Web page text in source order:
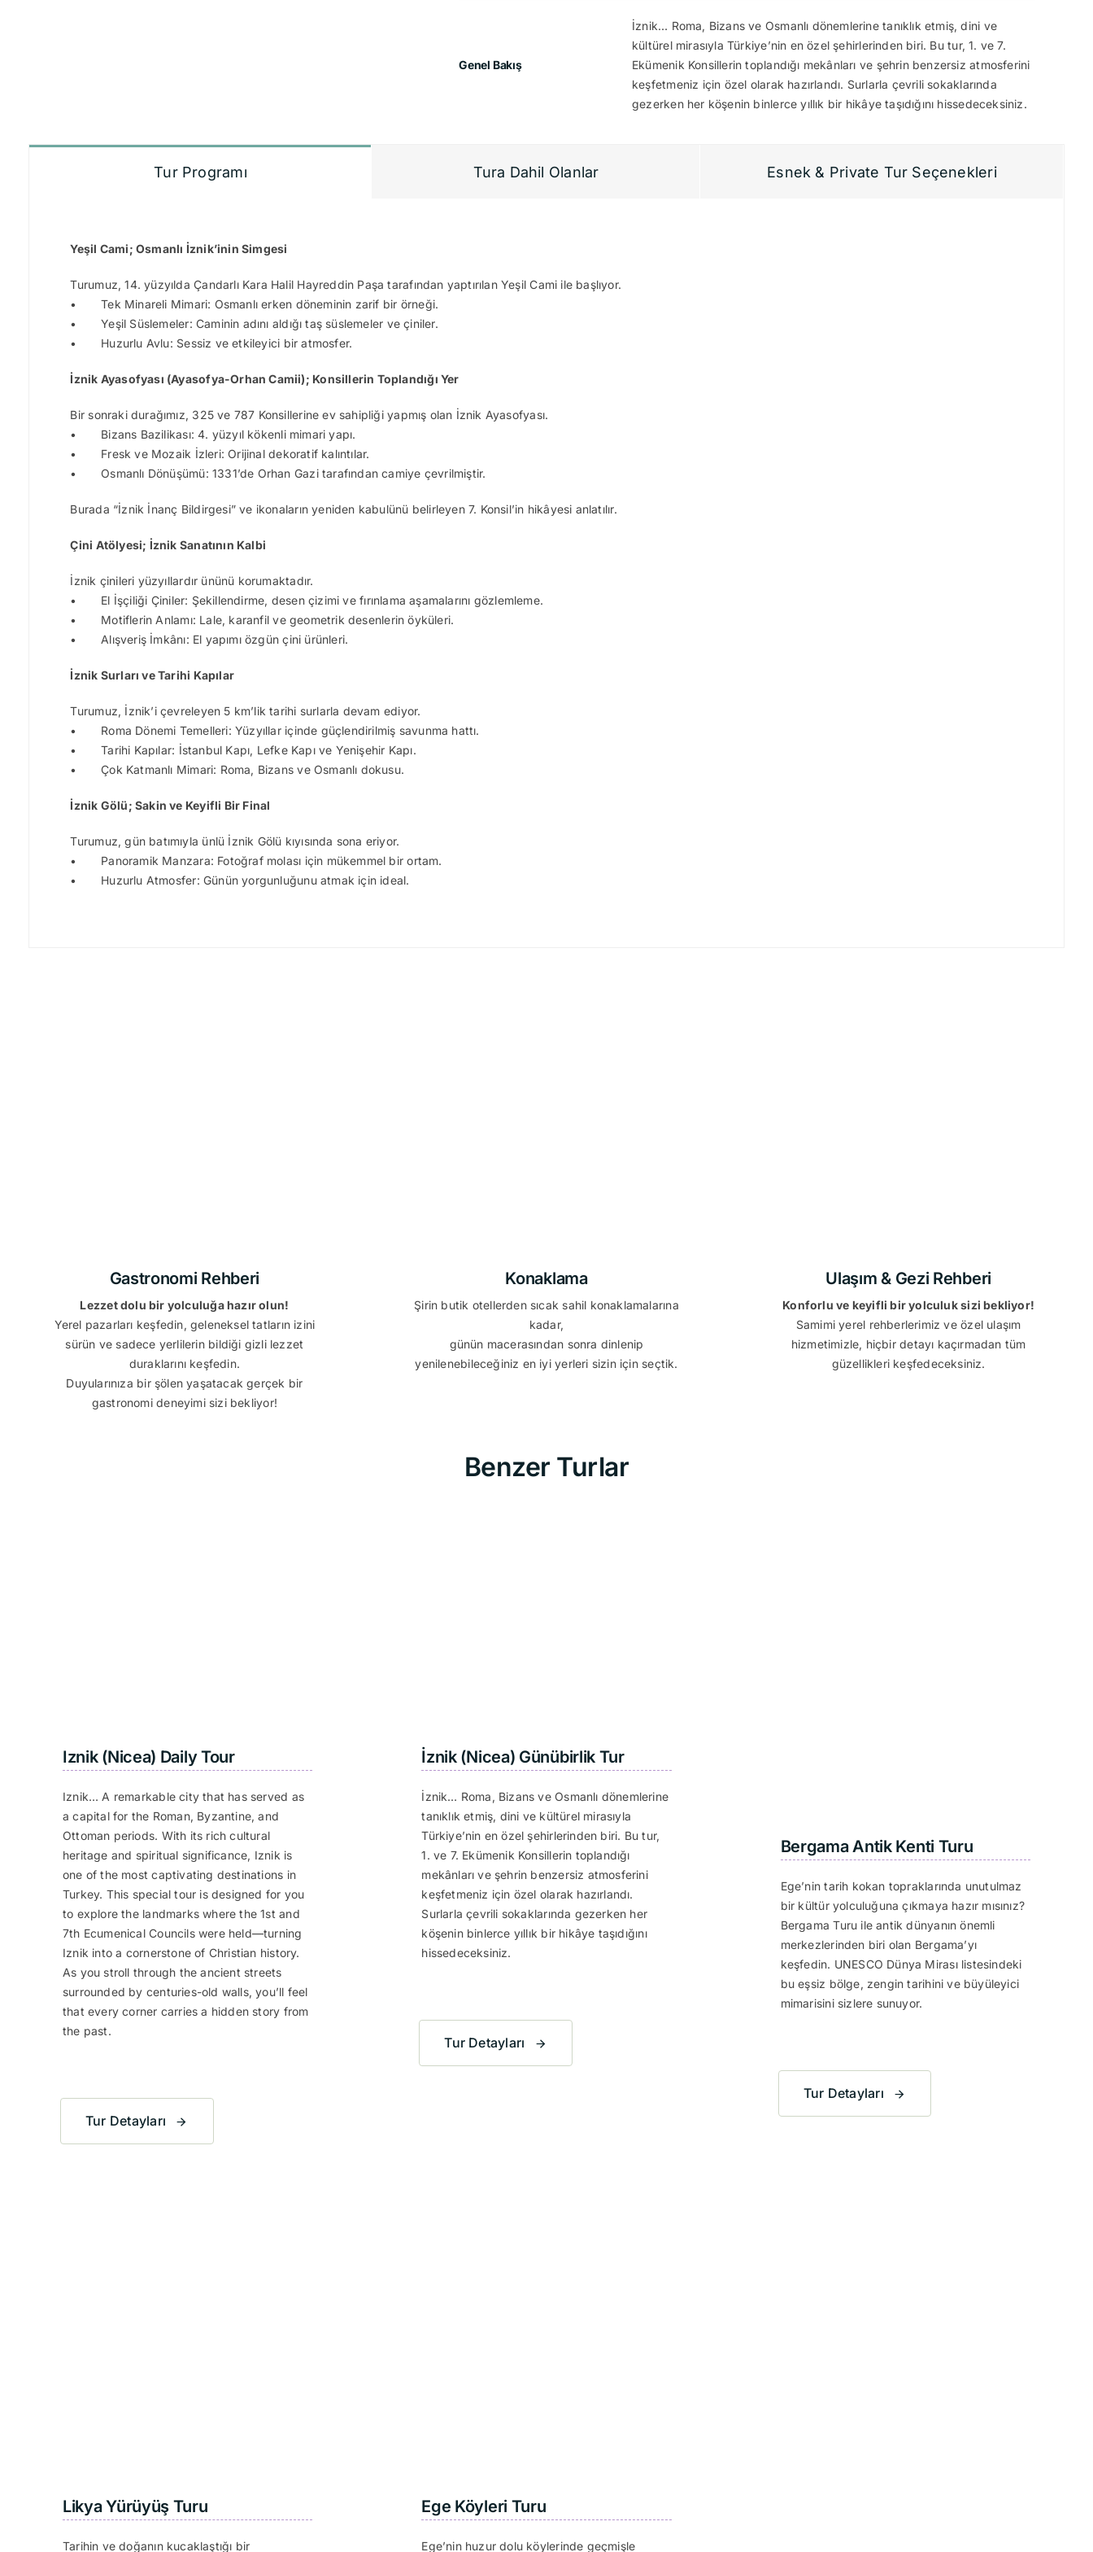
Genel Bakış
İznik… Roma, Bizans ve Osmanlı dönemlerine tanıklık etmiş, dini ve
kültürel mirasıyla Türkiye’nin en özel şehirlerinden biri. Bu tur, 1. ve 7.
Ekümenik Konsillerin toplandığı mekânları ve şehrin benzersiz atmosferini
keşfetmeniz için özel olarak hazırlandı. Surlarla çevrili sokaklarında
gezerken her köşenin binlerce yıllık bir hikâye taşıdığını hissedeceksiniz.
Tur Programı Tura Dahil Olanlar Esnek & Private Tur Seçenekleri
Yeşil Cami; Osmanlı İznik’inin Simgesi
Turumuz, 14. yüzyılda Çandarlı Kara Halil Hayreddin Paşa tarafından yaptırılan Yeşil Cami ile başlıyor.
• Tek Minareli Mimari: Osmanlı erken döneminin zarif bir örneği.
• Yeşil Süslemeler: Caminin adını aldığı taş süslemeler ve çiniler.
• Huzurlu Avlu: Sessiz ve etkileyici bir atmosfer.
İznik Ayasofyası (Ayasofya-Orhan Camii); Konsillerin Toplandığı Yer
Bir sonraki durağımız, 325 ve 787 Konsillerine ev sahipliği yapmış olan İznik Ayasofyası.
• Bizans Bazilikası: 4. yüzyıl kökenli mimari yapı.
• Fresk ve Mozaik İzleri: Orijinal dekoratif kalıntılar.
• Osmanlı Dönüşümü: 1331’de Orhan Gazi tarafından camiye çevrilmiştir.
Burada “İznik İnanç Bildirgesi” ve ikonaların yeniden kabulünü belirleyen 7. Konsil’in hikâyesi anlatılır.
Çini Atölyesi; İznik Sanatının Kalbi
İznik çinileri yüzyıllardır ününü korumaktadır.
• El İşçiliği Çiniler: Şekillendirme, desen çizimi ve fırınlama aşamalarını gözlemleme.
• Motiflerin Anlamı: Lale, karanfil ve geometrik desenlerin öyküleri.
• Alışveriş İmkânı: El yapımı özgün çini ürünleri.
İznik Surları ve Tarihi Kapılar
Turumuz, İznik’i çevreleyen 5 km’lik tarihi surlarla devam ediyor.
• Roma Dönemi Temelleri: Yüzyıllar içinde güçlendirilmiş savunma hattı.
• Tarihi Kapılar: İstanbul Kapı, Lefke Kapı ve Yenişehir Kapı.
• Çok Katmanlı Mimari: Roma, Bizans ve Osmanlı dokusu.
İznik Gölü; Sakin ve Keyifli Bir Final
Turumuz, gün batımıyla ünlü İznik Gölü kıyısında sona eriyor.
• Panoramik Manzara: Fotoğraf molası için mükemmel bir ortam.
• Huzurlu Atmosfer: Günün yorgunluğunu atmak için ideal.
Gastronomi Rehberi
Lezzet dolu bir yolculuğa hazır olun!
Yerel pazarları keşfedin, geleneksel tatların izini
sürün ve sadece yerlilerin bildiği gizli lezzet
duraklarını keşfedin.
Duyularınıza bir şölen yaşatacak gerçek bir
gastronomi deneyimi sizi bekliyor!
Konaklama
Şirin butik otellerden sıcak sahil konaklamalarına
kadar,
günün macerasından sonra dinlenip
yenilenebileceğiniz en iyi yerleri sizin için seçtik.
Ulaşım & Gezi Rehberi
Konforlu ve keyifli bir yolculuk sizi bekliyor!
Samimi yerel rehberlerimiz ve özel ulaşım
hizmetimizle, hiçbir detayı kaçırmadan tüm
güzellikleri keşfedeceksiniz.
Benzer Turlar
Iznik (Nicea) Daily Tour
Iznik… A remarkable city that has served as
a capital for the Roman, Byzantine, and
Ottoman periods. With its rich cultural
heritage and spiritual significance, Iznik is
one of the most captivating destinations in
Turkey. This special tour is designed for you
to explore the landmarks where the 1st and
7th Ecumenical Councils were held—turning
Iznik into a cornerstone of Christian history.
As you stroll through the ancient streets
surrounded by centuries-old walls, you’ll feel
that every corner carries a hidden story from
the past.
Tur Detayları
İznik (Nicea) Günübirlik Tur
İznik… Roma, Bizans ve Osmanlı dönemlerine
tanıklık etmiş, dini ve kültürel mirasıyla
Türkiye’nin en özel şehirlerinden biri. Bu tur,
1. ve 7. Ekümenik Konsillerin toplandığı
mekânları ve şehrin benzersiz atmosferini
keşfetmeniz için özel olarak hazırlandı.
Surlarla çevrili sokaklarında gezerken her
köşenin binlerce yıllık bir hikâye taşıdığını
hissedeceksiniz.
Tur Detayları
Bergama Antik Kenti Turu
Ege’nin tarih kokan topraklarında unutulmaz
bir kültür yolculuğuna çıkmaya hazır mısınız?
Bergama Turu ile antik dünyanın önemli
merkezlerinden biri olan Bergama’yı
keşfedin. UNESCO Dünya Mirası listesindeki
bu eşsiz bölge, zengin tarihini ve büyüleyici
mimarisini sizlere sunuyor.
Tur Detayları
Likya Yürüyüş Turu
Tarihin ve doğanın kucaklaştığı bir
Ege Köyleri Turu
Ege’nin huzur dolu köylerinde geçmişle